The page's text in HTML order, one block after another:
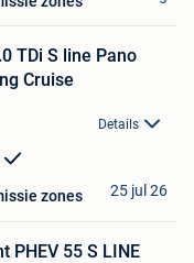
TDi S line Pano
Cruise
Details
zones 25 jul 26
PHEV 55 S LINE